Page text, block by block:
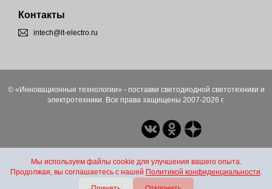
Контакты
intech@lt-electro.ru
© «Инновационные технологии» - поставки светодиодной светотехники и
электротехники. Все права защищены 2007-2026 г.
Мы используем файлы cookie для улучшения вашего опыта.
Продолжая, вы соглашаетесь с нашей Политикой конфиденциальности.